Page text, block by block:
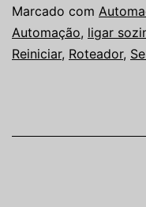
Marcado com
Automação, ligar
Reiniciar, Roteador,